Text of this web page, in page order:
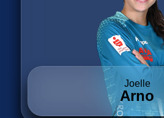
Joelle
Arno